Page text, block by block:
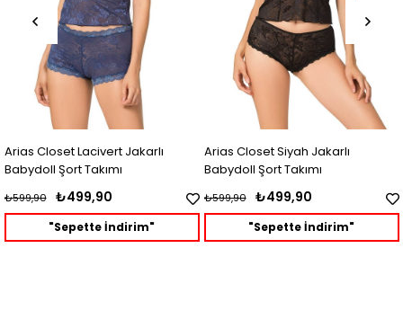
Arias Closet Siyah Jakarlı
Babydoll Şort Takımı
₺499,90
₺599,90
"Sepette İndirim"
Arias Closet Bordo Jakarlı
Babydoll Şort Takımı
₺499,90
₺599,90
"Sepette İndirim"